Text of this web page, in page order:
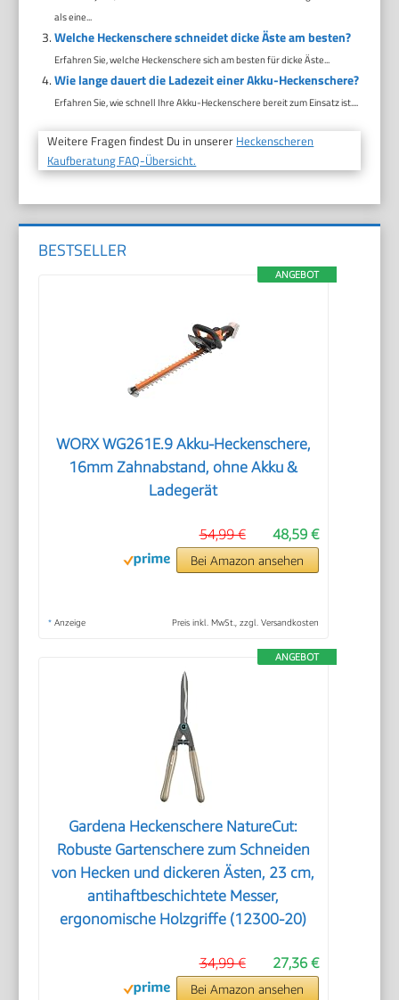
als eine...
Welche Heckenschere schneidet dicke Äste am besten?
Erfahren Sie, welche Heckenschere sich am besten für dicke Äste...
Wie lange dauert die Ladezeit einer Akku-Heckenschere?
Erfahren Sie, wie schnell Ihre Akku-Heckenschere bereit zum Einsatz ist....
Weitere Fragen findest Du in unserer Heckenscheren
Kaufberatung FAQ-Übersicht.
BESTSELLER
ANGEBOT
WORX WG261E.9 Akku-Heckenschere,
16mm Zahnabstand, ohne Akku &
Ladegerät
48,59 €
54,99 €
Bei Amazon ansehen
* Anzeige Preis inkl. MwSt., zzgl. Versandkosten
ANGEBOT
Gardena Heckenschere NatureCut:
Robuste Gartenschere zum Schneiden
von Hecken und dickeren Ästen, 23 cm,
antihaftbeschichtete Messer,
ergonomische Holzgriffe (12300-20)
27,36 €
34,99 €
Bei Amazon ansehen